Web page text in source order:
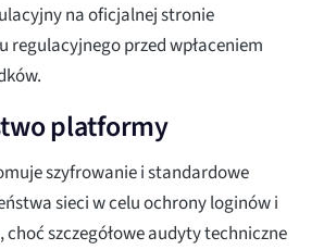
na oficjalnej stronie
regulacyjnego przed wpłaceniem
platformy
szyfrowanie i standardowe
sieci w celu ochrony loginów i
szczegółowe audyty techniczne